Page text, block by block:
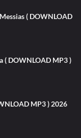
( DOWNLOAD
( DOWNLOAD MP3 )
MP3 ) 2026